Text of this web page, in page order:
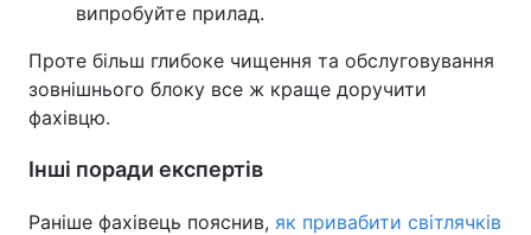
випробуйте прилад.
Проте більш глибоке чищення та обслуговування
зовнішнього блоку все ж краще доручити
фахівцю.
Інші поради експертів
Раніше фахівець пояснив, як привабити світлячків